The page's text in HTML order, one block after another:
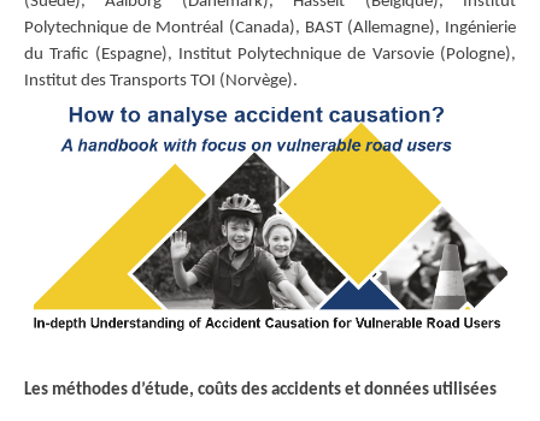
Polytechnique de Montréal (Canada), BAST (Allemagne), Ingénierie
du Trafic (Espagne), Institut Polytechnique de Varsovie (Pologne),
Institut des Transports TOI (Norvège).
Les méthodes d’étude, coûts des accidents et données utilisées